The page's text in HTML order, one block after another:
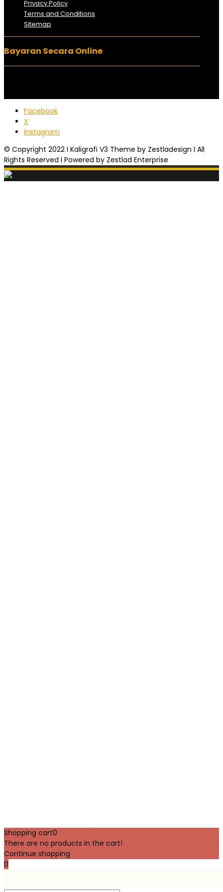
Privacy Policy
Terms and Conditions
Sitemap
Bayaran Secara Online
Facebook
X
Instagram
© Copyright 2022 I Kaligrafi V3 Theme by Zestladesign I All
Rights Reserved I Powered by Zestlad Enterprise
Shopping cart0
There are no products in the cart!
Continue shopping
0